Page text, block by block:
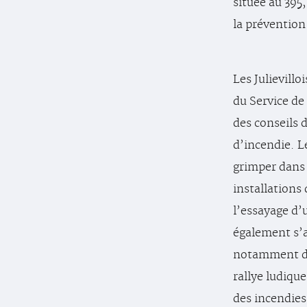
située au
la
Les
du Service
des conseils
d’incendie.
grimper
installations
l’essayage
également
notamment
rallye
des